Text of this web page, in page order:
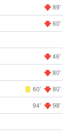
89'
60'
46'
80'
60' 80'
94' 98'